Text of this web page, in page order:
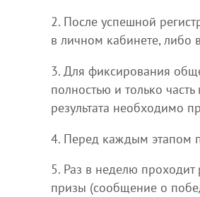
2. После успешной
в личном кабинете, либо
3. Для фиксирования
полностью и только
результата необходимо
4. Перед каждым этапом
5. Раз в неделю
призы (сообщение о